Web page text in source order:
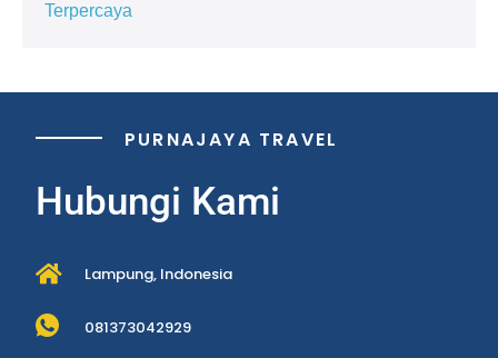
Terpercaya
PURNAJAYA TRAVEL
Hubungi Kami
Lampung, Indonesia
081373042929